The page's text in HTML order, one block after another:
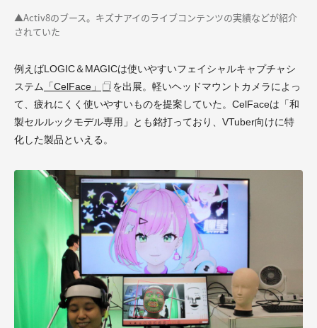
▲Activ8のブース。キズナアイのライブコンテンツの実績などが紹介
されていた
例えばLOGIC＆MAGICは使いやすいフェイシャルキャプチャシ
ステム
「CelFace」
を出展。軽いヘッドマウントカメラによっ
て、疲れにくく使いやすいものを提案していた。CelFaceは「和
製セルルックモデル専用」とも銘打っており、VTuber向けに特
化した製品といえる。